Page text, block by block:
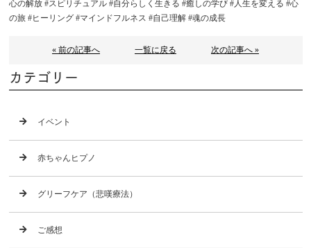
心の解放 #スピリチュアル #自分らしく生きる #癒しの学び #人生を変える #心
の旅 #ヒーリング #マインドフルネス #自己理解 #魂の成長
« 前の記事へ 一覧に戻る 次の記事へ »
カテゴリー
イベント
赤ちゃんヒプノ
グリーフケア（悲嘆療法）
ご感想